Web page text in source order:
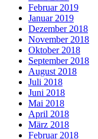
Februar 2019
Januar 2019
Dezember 2018
November 2018
Oktober 2018
September 2018
August 2018
Juli 2018
Juni 2018
Mai 2018
April 2018
März 2018
Februar 2018